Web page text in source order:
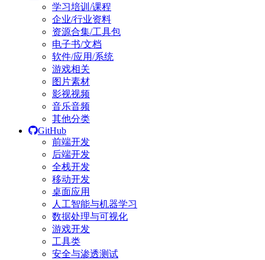
学习培训/课程
企业/行业资料
资源合集/工具包
电子书/文档
软件/应用/系统
游戏相关
图片素材
影视视频
音乐音频
其他分类
GitHub
前端开发
后端开发
全栈开发
移动开发
桌面应用
人工智能与机器学习
数据处理与可视化
游戏开发
工具类
安全与渗透测试